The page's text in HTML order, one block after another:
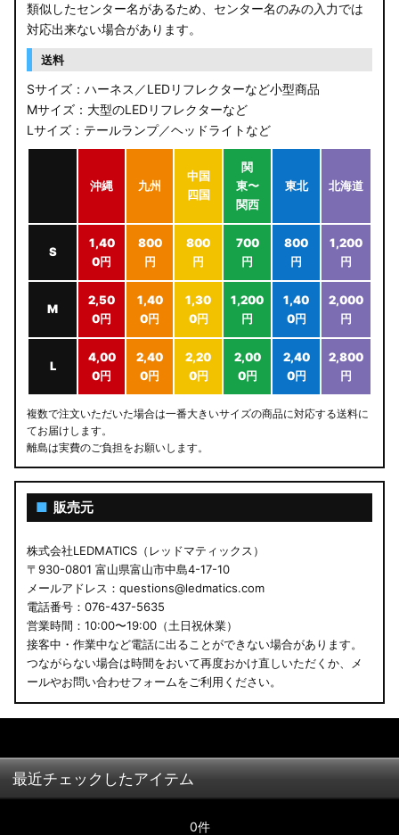
JB64W/JB74W/JC74W ジムニー/シエラ/ノマド
類似したセンター名があるため、センター名のみの入力では
対応出来ない場合があります。
送料
Sサイズ：ハーネス／LEDリフレクターなど小型商品
Mサイズ：大型のLEDリフレクターなど
Lサイズ：テールランプ／ヘッドライトなど
沖縄 九州
中国
四国
関
東〜
関西
東北 北海道
S
1,40
0円
800
円
800
円
700
円
800
円
1,200
円
M
2,50
0円
1,40
0円
1,30
0円
1,200
円
1,40
0円
2,000
円
L
4,00
0円
2,40
0円
2,20
0円
2,00
0円
2,40
0円
2,800
円
複数で注文いただいた場合は一番大きいサイズの商品に対応する送料に
てお届けします。
離島は実費のご負担をお願いします。
■ 販売元
株式会社LEDMATICS（レッドマティックス）
〒930-0801 富山県富山市中島4-17-10
メールアドレス：questions@ledmatics.com
電話番号：076-437-5635
営業時間：10:00〜19:00（土日祝休業）
接客中・作業中など電話に出ることができない場合があります。
つながらない場合は時間をおいて再度おかけ直しいただくか、メ
ールやお問い合わせフォームをご利用ください。
最近チェックしたアイテム
0件